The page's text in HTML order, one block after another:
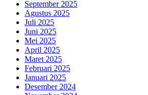
September 2025
Agustus 2025
Juli 2025
Juni 2025
Mei 2025
April 2025
Maret 2025
Februari 2025
Januari 2025
Desember 2024